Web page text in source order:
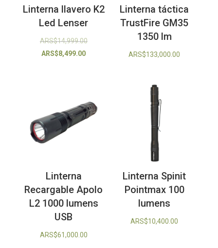
Linterna llavero K2
Led Lenser
ARS$14,999.00El
ARS$8,499.00El
ARS$8,499.00.
Linterna táctica
TrustFire GM35
1350 lm
ARS$133,000.00
Linterna
Recargable Apolo
L2 1000 lumens
USB
ARS$61,000.00
Linterna Spinit
Pointmax 100
lumens
ARS$10,400.00